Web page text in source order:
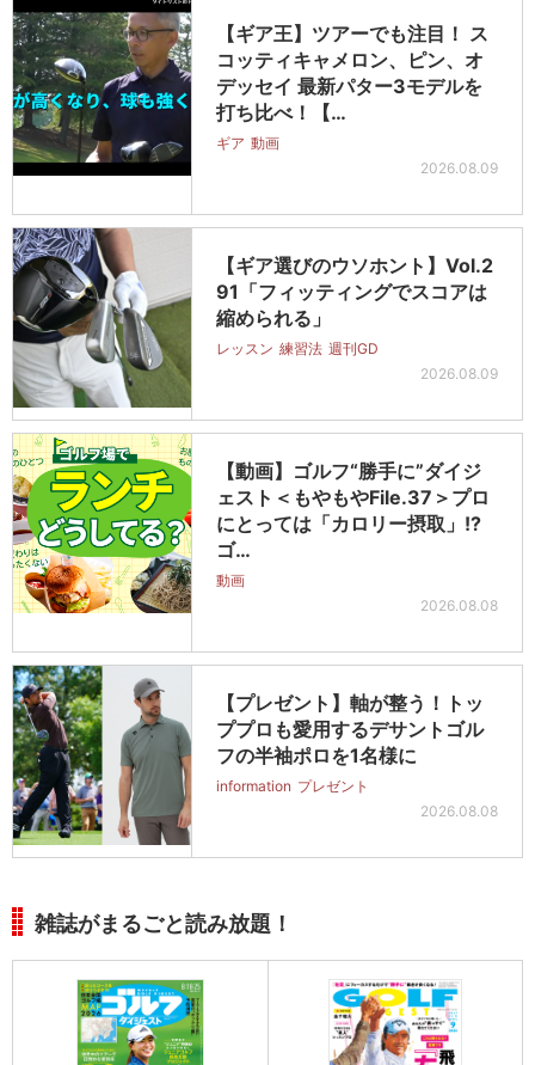
【ギア王】ツアーでも注目！ ス
コッティキャメロン、ピン、オ
デッセイ 最新パター3モデルを
打ち比べ！【…
ギア 動画
2026.08.09
【ギア選びのウソホント】Vol.2
91「フィッティングでスコアは
縮められる」
レッスン 練習法 週刊GD
2026.08.09
【動画】ゴルフ“勝手に”ダイジ
ェスト＜もやもやFile.37＞プロ
にとっては「カロリー摂取」!?
ゴ…
動画
2026.08.08
【プレゼント】軸が整う！トッ
ププロも愛用するデサントゴル
フの半袖ポロを1名様に
information プレゼント
2026.08.08
雑誌がまるごと読み放題！